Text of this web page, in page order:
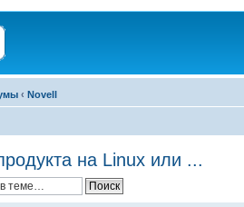
‹ Novell
на Linux или ...